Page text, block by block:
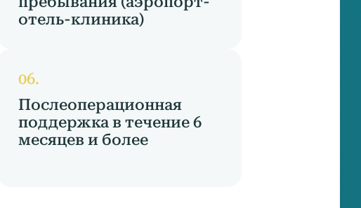
отель-клиника)
Послеоперационная
поддержка в течение 6
месяцев и более